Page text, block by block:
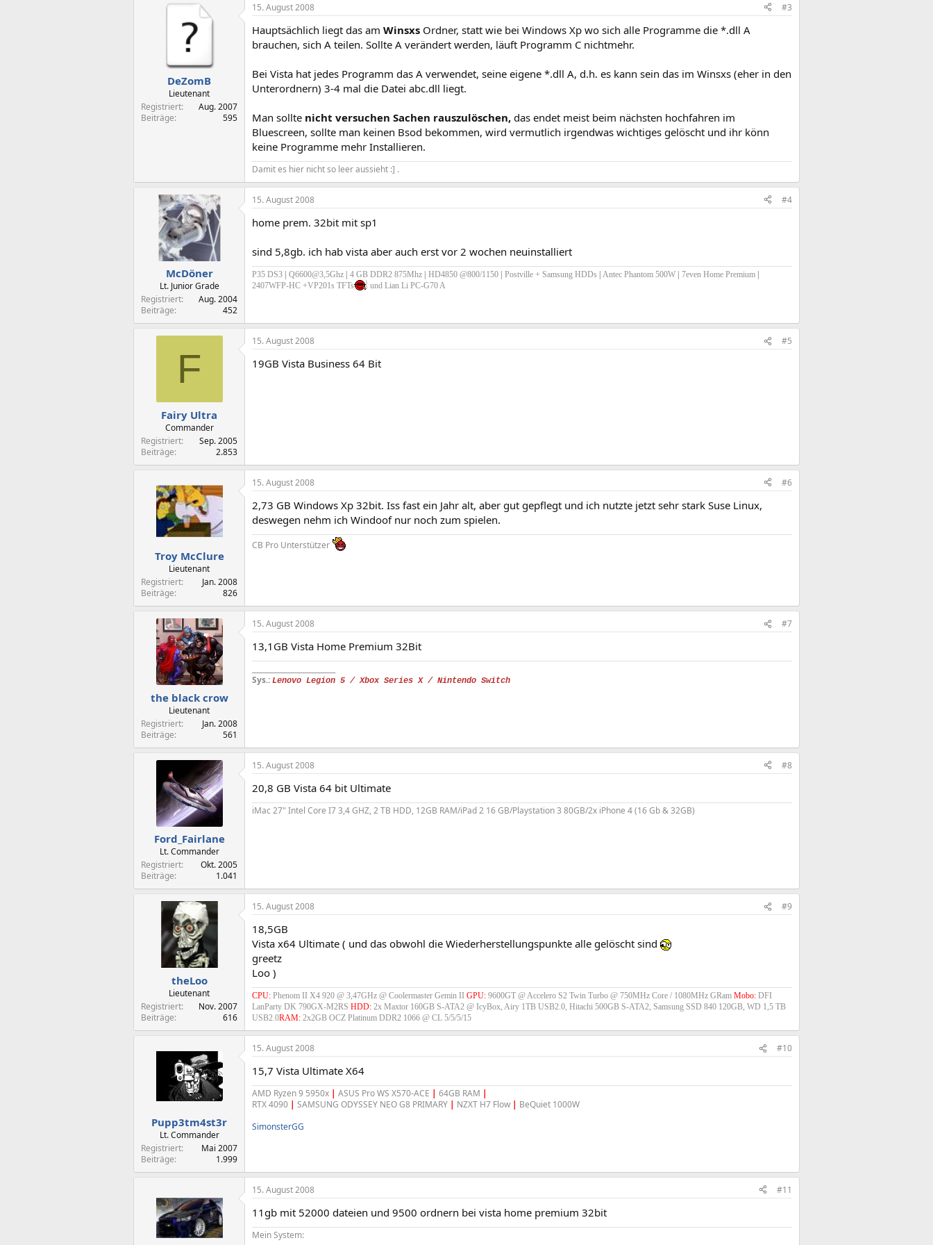
DeZomB
Lieutenant
Registriert
Aug. 2007
Beiträge
595
15. August 2008 #3
Hauptsächlich liegt das am Winsxs Ordner, statt wie bei Windows Xp wo sich alle Programme die *.dll A
brauchen, sich A teilen. Sollte A verändert werden, läuft Programm C nichtmehr.
Bei Vista hat jedes Programm das A verwendet, seine eigene *.dll A, d.h. es kann sein das im Winsxs (eher in den
Unterordnern) 3-4 mal die Datei abc.dll liegt.
Man sollte nicht versuchen Sachen rauszulöschen, das endet meist beim nächsten hochfahren im
Bluescreen, sollte man keinen Bsod bekommen, wird vermutlich irgendwas wichtiges gelöscht und ihr könn
keine Programme mehr Installieren.
Damit es hier nicht so leer aussieht :] .
McDöner
Lt. Junior Grade
Registriert
Aug. 2004
Beiträge
452
15. August 2008 #4
home prem. 32bit mit sp1
sind 5,8gb. ich hab vista aber auch erst vor 2 wochen neuinstalliert
P35 DS3 | Q6600@3,5Ghz | 4 GB DDR2 875Mhz | HD4850 @800/1150 | Postville + Samsung HDDs | Antec Phantom 500W | 7even Home Premium |
2407WFP-HC +VP201s TFTs
und Lian Li PC-G70 A
F
Fairy Ultra
Commander
Registriert
Sep. 2005
Beiträge
2.853
15. August 2008 #5
19GB Vista Business 64 Bit
Troy McClure
Lieutenant
Registriert
Jan. 2008
Beiträge
826
15. August 2008 #6
2,73 GB Windows Xp 32bit. Iss fast ein Jahr alt, aber gut gepflegt und ich nutzte jetzt sehr stark Suse Linux,
deswegen nehm ich Windoof nur noch zum spielen.
CB Pro Unterstützer
the black crow
Lieutenant
Registriert
Jan. 2008
Beiträge
561
15. August 2008 #7
13,1GB Vista Home Premium 32Bit
Sys.: Lenovo Legion 5 / Xbox Series X / Nintendo Switch
Ford_Fairlane
Lt. Commander
Registriert
Okt. 2005
Beiträge
1.041
15. August 2008 #8
20,8 GB Vista 64 bit Ultimate
iMac 27" Intel Core I7 3,4 GHZ, 2 TB HDD, 12GB RAM/iPad 2 16 GB/Playstation 3 80GB/2x iPhone 4 (16 Gb & 32GB)
theLoo
Lieutenant
Registriert
Nov. 2007
Beiträge
616
15. August 2008 #9
18,5GB
Vista x64 Ultimate ( und das obwohl die Wiederherstellungspunkte alle gelöscht sind
greetz
Loo )
CPU: Phenom II X4 920 @ 3,47GHz @ Coolermaster Gemin II GPU: 9600GT @ Accelero S2 Twin Turbo @ 750MHz Core / 1080MHz GRam Mobo: DFI
LanParty DK 790GX-M2RS HDD: 2x Maxtor 160GB S-ATA2 @ IcyBox, Airy 1TB USB2.0, Hitachi 500GB S-ATA2, Samsung SSD 840 120GB, WD 1,5 TB
USB2.0RAM: 2x2GB OCZ Platinum DDR2 1066 @ CL 5/5/5/15
Pupp3tm4st3r
Lt. Commander
Registriert
Mai 2007
Beiträge
1.999
15. August 2008 #10
15,7 Vista Ultimate X64
AMD Ryzen 9 5950x | ASUS Pro WS X570-ACE | 64GB RAM |
RTX 4090 | SAMSUNG ODYSSEY NEO G8 PRIMARY | NZXT H7 Flow | BeQuiet 1000W
SimonsterGG
15. August 2008 #11
11gb mit 52000 dateien und 9500 ordnern bei vista home premium 32bit
Mein System: